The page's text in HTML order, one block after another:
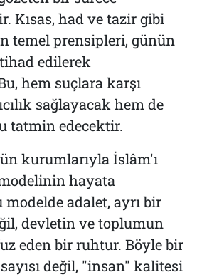
Kısas, had ve tazir gibi
temel prensipleri, günün
edilerek
hem suçlara karşı
sağlayacak hem de
tatmin edecektir.
kurumlarıyla İslâm'ı
hayata
adalet, ayrı bir
devletin ve toplumun
eden bir ruhtur. Böyle bir
değil, "insan" kalitesi